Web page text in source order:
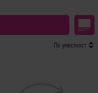
По уместност